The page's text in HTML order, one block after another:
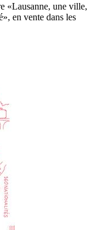
«Lausanne, une ville,
en vente dans les